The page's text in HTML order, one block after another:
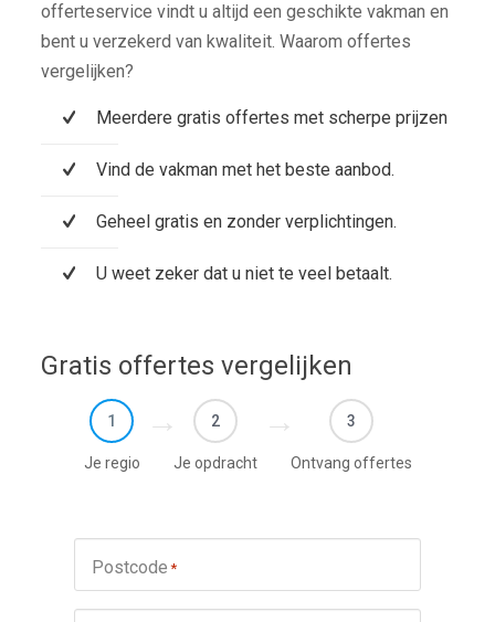
offerteservice vindt u altijd een geschikte vakman en
bent u verzekerd van kwaliteit. Waarom offertes
vergelijken?
Meerdere gratis offertes met scherpe prijzen
Vind de vakman met het beste aanbod.
Geheel gratis en zonder verplichtingen.
U weet zeker dat u niet te veel betaalt.
Gratis offertes vergelijken
1
Je regio
2
Je opdracht
3
Ontvang offertes
Postcode *